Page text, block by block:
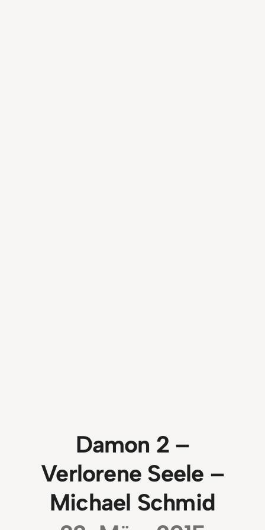
Damon 2 –
Verlorene Seele –
Michael Schmid